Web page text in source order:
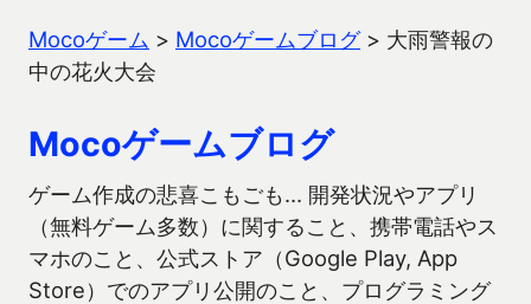
Mocoゲーム > Mocoゲームブログ> 大雨警報の
中の花火大会
Mocoゲームブログ
ゲーム作成の悲喜こもごも… 開発状況やアプリ
（無料ゲーム多数）に関すること、携帯電話やス
マホのこと、公式ストア（Google Play, App
Store）でのアプリ公開のこと、プログラミング